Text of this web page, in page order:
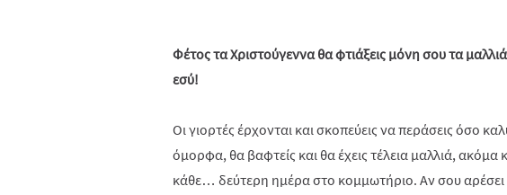
Φέτος τα Χριστούγεννα θα φτιάξεις μόνη σου τα
εσύ!
Οι γιορτές έρχονται και σκοπεύεις να περάσεις όσο
όμορφα, θα βαφτείς και θα έχεις τέλεια μαλλιά, ακόμα
κάθε… δεύτερη ημέρα στο κομμωτήριο. Αν σου αρέσει